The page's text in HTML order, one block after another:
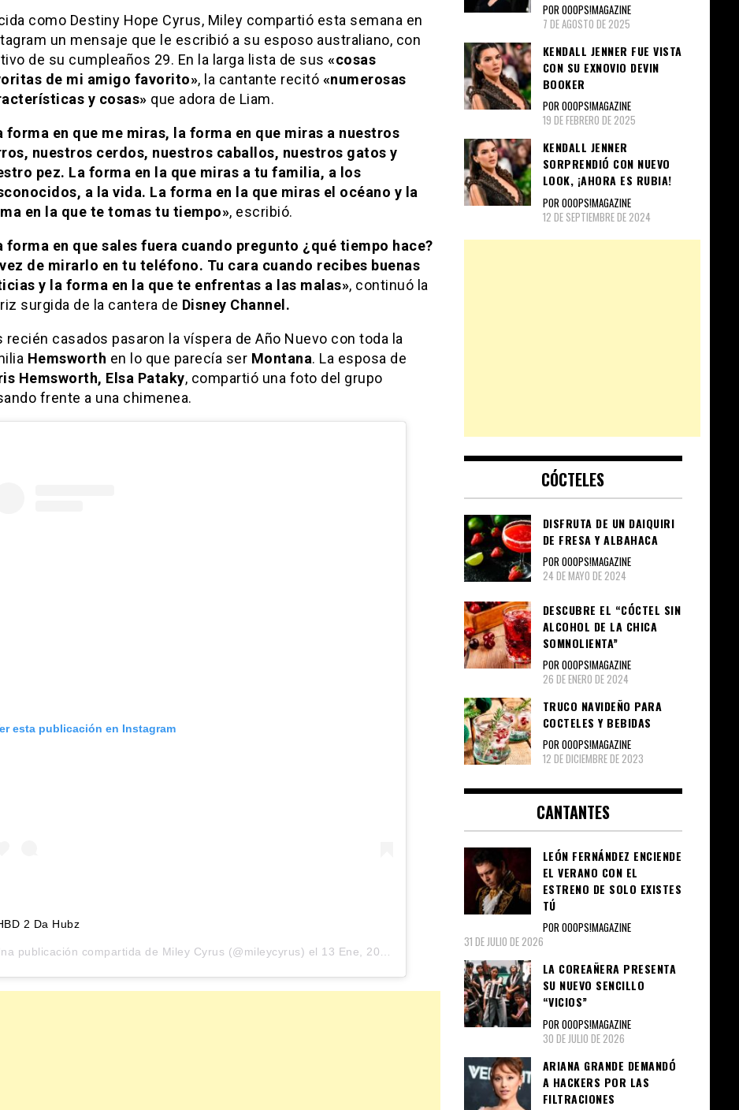
como Destiny Hope Cyrus, Miley compartió esta semana en
un mensaje que le escribió a su esposo australiano, con
de su cumpleaños 29. En la larga lista de sus «cosas
de mi amigo favorito», la cantante recitó «numerosas
y cosas» que adora de Liam.
forma en que me miras, la forma en que miras a nuestros
nuestros cerdos, nuestros caballos, nuestros gatos y
pez. La forma en la que miras a tu familia, a los
a la vida. La forma en la que miras el océano y la
en la que te tomas tu tiempo», escribió.
forma en que sales fuera cuando pregunto ¿qué tiempo hace?
de mirarlo en tu teléfono. Tu cara cuando recibes buenas
y la forma en la que te enfrentas a las malas», continuó la
surgida de la cantera de Disney Channel.
recién casados pasaron la víspera de Año Nuevo con toda la
Hemsworth en lo que parecía ser Montana. La esposa de
Hemsworth, Elsa Pataky, compartió una foto del grupo
frente a una chimenea.
esta publicación en Instagram
2 Da Hubz
publicación compartida de Miley Cyrus (@mileycyrus) el 13 Ene, 2019 a las 8:29 PST
POR OOOPS!MAGAZINE
7 DE AGOSTO DE 2025
KENDALL JENNER FUE VISTA
CON SU EXNOVIO DEVIN
BOOKER
POR OOOPS!MAGAZINE
19 DE FEBRERO DE 2025
KENDALL JENNER
SORPRENDIÓ CON NUEVO
LOOK, ¡AHORA ES RUBIA!
POR OOOPS!MAGAZINE
12 DE SEPTIEMBRE DE 2024
CÓCTELES
DISFRUTA DE UN DAIQUIRI
DE FRESA Y ALBAHACA
POR OOOPS!MAGAZINE
24 DE MAYO DE 2024
DESCUBRE EL “CÓCTEL SIN
ALCOHOL DE LA CHICA
SOMNOLIENTA”
POR OOOPS!MAGAZINE
26 DE ENERO DE 2024
TRUCO NAVIDEÑO PARA
COCTELES Y BEBIDAS
POR OOOPS!MAGAZINE
12 DE DICIEMBRE DE 2023
CANTANTES
LEÓN FERNÁNDEZ ENCIENDE
EL VERANO CON EL
ESTRENO DE SOLO EXISTES
TÚ
POR OOOPS!MAGAZINE
31 DE JULIO DE 2026
LA COREAÑERA PRESENTA
SU NUEVO SENCILLO
“VICIOS”
POR OOOPS!MAGAZINE
30 DE JULIO DE 2026
ARIANA GRANDE DEMANDÓ
A HACKERS POR LAS
FILTRACIONES